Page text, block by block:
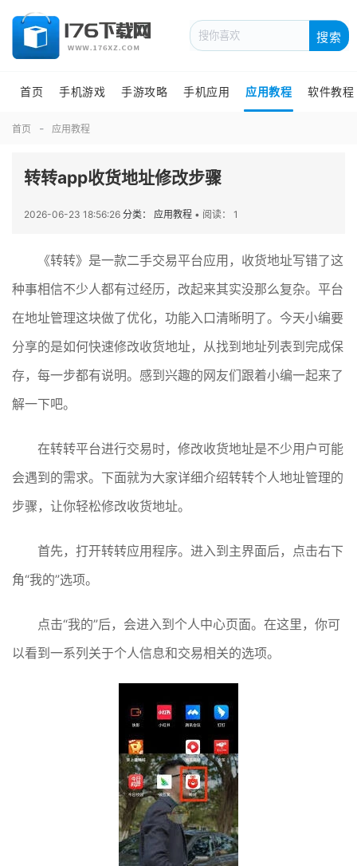
搜索
首页 手机游戏 手游攻略 手机应用 应用教程 软件教程
首页 应用教程
转转app收货地址修改步骤
2026-06-23 18:56:26 分类： 应用教程 • 阅读： 1
《转转》是一款二手交易平台应用，收货地址写错了这
种事相信不少人都有过经历，改起来其实没那么复杂。平台
在地址管理这块做了优化，功能入口清晰明了。今天小编要
分享的是如何快速修改收货地址，从找到地址列表到完成保
存，每一步都有说明。感到兴趣的网友们跟着小编一起来了
解一下吧。
在转转平台进行交易时，修改收货地址是不少用户可能
会遇到的需求。下面就为大家详细介绍转转个人地址管理的
步骤，让你轻松修改收货地址。
首先，打开转转应用程序。进入到主界面后，点击右下
角“我的”选项。
点击“我的”后，会进入到个人中心页面。在这里，你可
以看到一系列关于个人信息和交易相关的选项。